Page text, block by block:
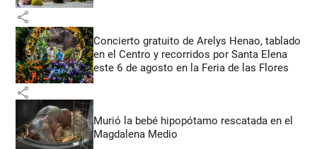
share
Concierto gratuito de Arelys Henao, tablado
en el Centro y recorridos por Santa Elena
este 6 de agosto en la Feria de las Flores
share
Murió la bebé hipopótamo rescatada en el
Magdalena Medio